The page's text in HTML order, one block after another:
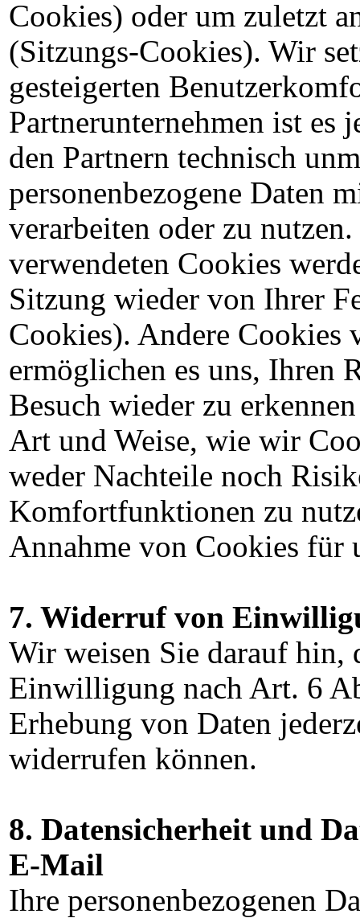
Cookies) oder um zuletzt
(Sitzungs-Cookies). Wir
gesteigerten
Partnerunternehmen ist es
den Partnern technisch
personenbezogene Daten
verarbeiten oder zu
verwendeten Cookies
Sitzung wieder von Ihrer
Cookies). Andere Cookies
ermöglichen es uns, Ihren
Besuch wieder zu
Art und Weise, wie wir
weder Nachteile noch
Komfortfunktionen zu
Annahme von Cookies für
7. Widerruf von
Wir weisen Sie darauf hin,
Einwilligung nach Art. 6
Erhebung von Daten
widerrufen können.
8. Datensicherheit und
E-Mail
Ihre personenbezogenen